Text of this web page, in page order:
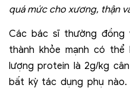
quá mức cho xương, thận
Các bác sĩ thường đồng
thành khỏe mạnh có
lượng protein là 2g/kg
bất kỳ tác dụng phụ nào.